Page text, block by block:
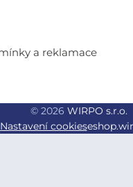
a reklamace
© 2026 WIRPO s.r.o.
Nastavení cookies